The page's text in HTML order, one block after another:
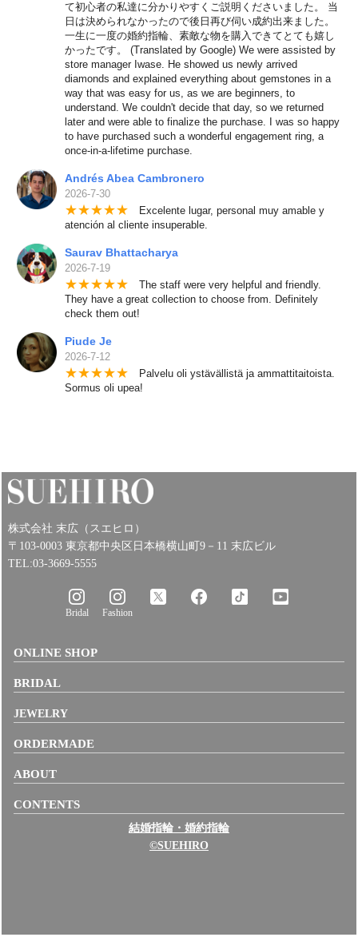
て初心者の私達に分かりやすくご説明くださいました。 当
日は決められなかったので後日再び伺い成約出来ました。
一生に一度の婚約指輪、素敵な物を購入できてとても嬉し
かったです。 (Translated by Google) We were assisted by
store manager Iwase. He showed us newly arrived
diamonds and explained everything about gemstones in a
way that was easy for us, as we are beginners, to
understand. We couldn't decide that day, so we returned
later and were able to finalize the purchase. I was so happy
to have purchased such a wonderful engagement ring, a
once-in-a-lifetime purchase.
Andrés Abea Cambronero
2026-7-30
★★★★★ Excelente lugar, personal muy amable y
atención al cliente insuperable.
Saurav Bhattacharya
2026-7-19
★★★★★ The staff were very helpful and friendly.
They have a great collection to choose from. Definitely
check them out!
Piude Je
2026-7-12
★★★★★ Palvelu oli ystävällistä ja ammattitaitoista.
Sormus oli upea!
株式会社 末広（スエヒロ）
〒103-0003 東京都中央区日本橋横山町9－11 末広ビル
TEL:03-3669-5555
Bridal Fashion
ONLINE SHOP
BRIDAL
JEWELRY
ORDERMADE
ABOUT
CONTENTS
結婚指輪・婚約指輪
©SUEHIRO